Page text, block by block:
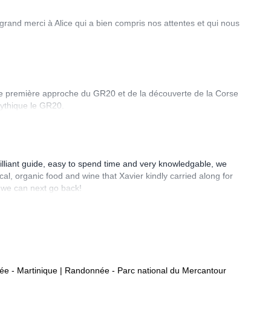
merci à Alice qui a bien compris nos attentes et qui nous
approche du GR20 et de la découverte de la Corse
le GR20.
guide, easy to spend time and very knowledgable, we
organic food and wine that Xavier kindly carried along for
can next go back!
- Martinique | Randonnée - Parc national du Mercantour